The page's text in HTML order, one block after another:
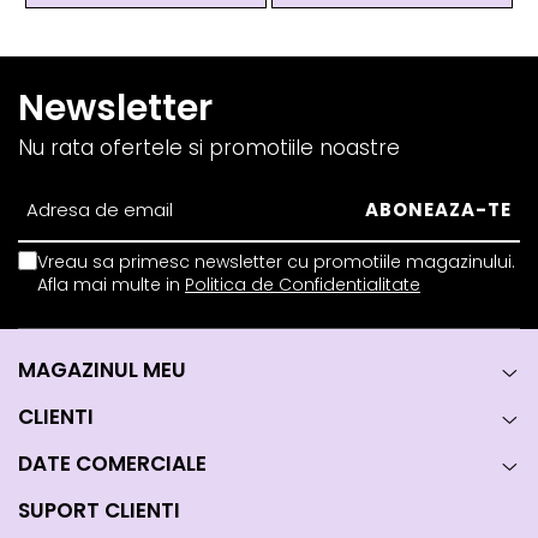
Newsletter
Nu rata ofertele si promotiile noastre
Vreau sa primesc newsletter cu promotiile magazinului.
Afla mai multe in Politica de Confidentialitate
MAGAZINUL MEU
CLIENTI
DATE COMERCIALE
SUPORT CLIENTI